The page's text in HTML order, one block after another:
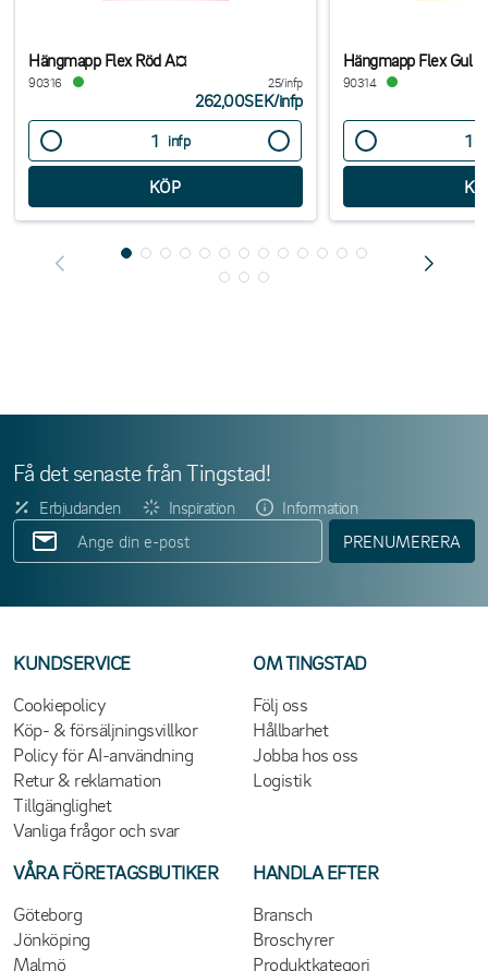
Hängmapp Flex Röd A¤
90316 25/infp
262,00SEK/infp
infp
Hängmapp Flex Gul
90314
Få det senaste från Tingstad!
Erbjudanden Inspiration
Information
PRENUMERERA
KUNDSERVICE
Cookiepolicy
Köp- & försäljningsvillkor
Policy för AI-användning
Retur & reklamation
Tillgänglighet
Vanliga frågor och svar
OM TINGSTAD
Följ oss
Hållbarhet
Jobba hos oss
Logistik
VÅRA FÖRETAGSBUTIKER
Göteborg
Jönköping
Malmö
HANDLA EFTER
Bransch
Broschyrer
Produktkategori